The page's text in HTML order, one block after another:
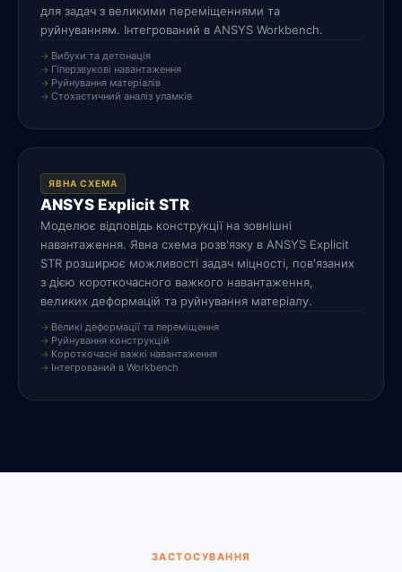
для задач з великими переміщеннями та
руйнуванням. Інтегрований в ANSYS Workbench.
Вибухи та детонація
Гіперзвукові навантаження
Руйнування матеріалів
Стохастичний аналіз уламків
ЯВНА СХЕМА
ANSYS Explicit STR
Моделює відповідь конструкції на зовнішні
навантаження. Явна схема розв'язку в ANSYS Explicit
STR розширює можливості задач міцності, пов'язаних
з дією короткочасного важкого навантаження,
великих деформацій та руйнування матеріалу.
Великі деформації та переміщення
Руйнування конструкцій
Короткочасні важкі навантаження
Інтегрований в Workbench
ЗАСТОСУВАННЯ